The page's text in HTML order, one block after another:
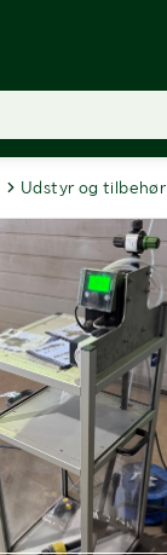
Udstyr og tilbehør